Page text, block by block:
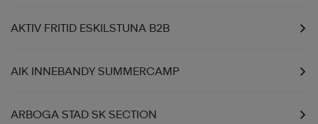
AKTIV FRITID ESKILSTUNA B2B
AIK INNEBANDY SUMMERCAMP
ARBOGA STAD SK SECTION